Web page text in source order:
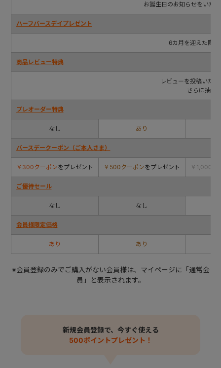
お誕生日のお知らせをいた
ハーフバースデイプレゼント
6カ月を迎えた際
商品レビュー特典
レビューを投稿いた
さらに抽選
プレオーダー特典
なし あり
バースデークーポン（ご本人さま）
￥300クーポンをプレゼント ￥500クーポンをプレゼント ￥1,000ク
ご優待セール
なし なし
会員様限定価格
あり あり
※会員登録のみでご購入がない会員様は、マイページに「通常会
員」と表示されます。
新規会員登録で、今すぐ使える
500ポイントプレゼント！